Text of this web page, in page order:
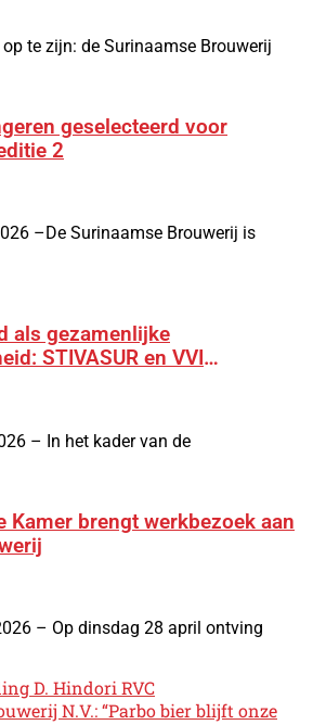
te zijn: de Surinaamse Brouwerij
geselecteerd voor
2
–De Surinaamse Brouwerij is
als gezamenlijke
STIVASUR en VVI
– In het kader van de
Kamer brengt werkbezoek aan
– Op dinsdag 28 april ontving
D. Hindori RVC
N.V.: “Parbo bier blijft onze